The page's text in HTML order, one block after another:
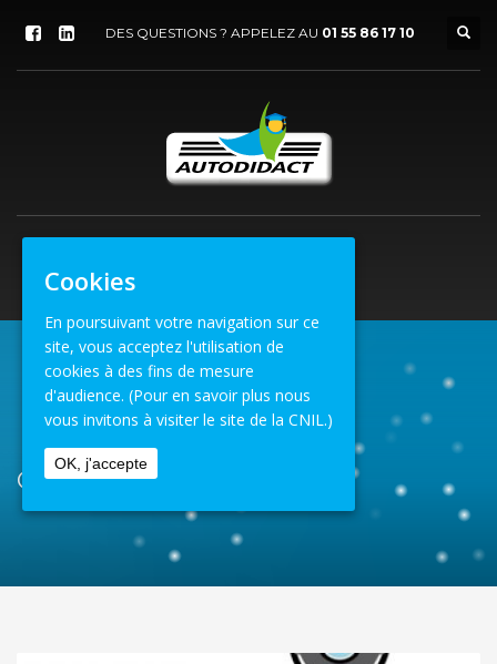
DES QUESTIONS ? APPELEZ AU 01 55 86 17 10
ACCUEIL
ARCHIVE DE LA CATÉGORIE"NON CLASSÉ"
Catégorie : Non classé
Cookies
En poursuivant votre navigation sur ce
site, vous acceptez l'utilisation de
cookies à des fins de mesure
d'audience. (Pour en savoir plus nous
vous invitons à visiter le site de la CNIL.)
OK, j'accepte